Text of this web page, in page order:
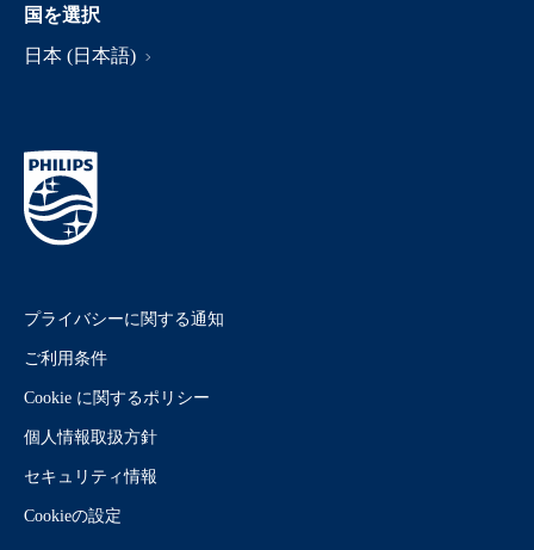
国を選択
日本 (日本語)
プライバシーに関する通知
ご利用条件
Cookie に関するポリシー
個人情報取扱方針
セキュリティ情報
Cookieの設定